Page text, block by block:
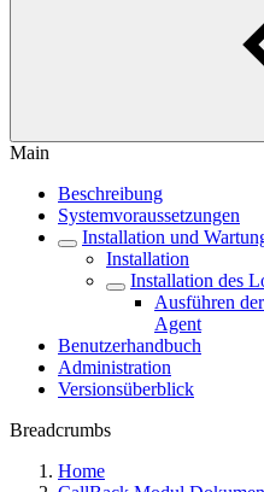
Main
Beschreibung
Systemvoraussetzungen
Installation und
Installation
Installation des
Ausführen
Agent
Benutzerhandbuch
Administration
Versionsüberblick
Breadcrumbs
Home